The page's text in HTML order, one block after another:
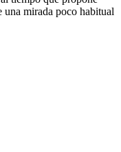
una mirada poco habitual